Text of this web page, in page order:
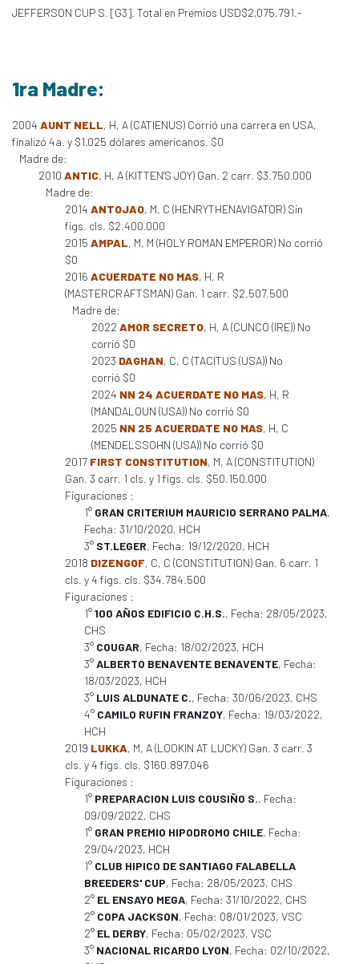
JEFFERSON CUP S. [G3]. Total en Premios USD$2,075,791.-
1ra Madre:
2004 AUNT NELL, H, A (CATIENUS) Corrió una carrera en USA,
finalizó 4a. y $1.025 dólares americanos. $0
Madre de:
2010 ANTIC, H, A (KITTEN'S JOY) Gan. 2 carr. $3.750.000
Madre de:
2014 ANTOJAO, M, C (HENRYTHENAVIGATOR) Sin
figs. cls. $2.400.000
2015 AMPAL, M, M (HOLY ROMAN EMPEROR) No corrió
$0
2016 ACUERDATE NO MAS, H, R
(MASTERCRAFTSMAN) Gan. 1 carr. $2.507.500
Madre de:
2022 AMOR SECRETO, H, A (CUNCO (IRE)) No
corrió $0
2023 DAGHAN, C, C (TACITUS (USA)) No
corrió $0
2024 NN 24 ACUERDATE NO MAS, H, R
(MANDALOUN (USA)) No corrió $0
2025 NN 25 ACUERDATE NO MAS, H, C
(MENDELSSOHN (USA)) No corrió $0
2017 FIRST CONSTITUTION, M, A (CONSTITUTION)
Gan. 3 carr. 1 cls. y 1 figs. cls. $50.150.000
Figuraciones :
1° GRAN CRITERIUM MAURICIO SERRANO PALMA,
Fecha: 31/10/2020, HCH
3° ST.LEGER, Fecha: 19/12/2020, HCH
2018 DIZENGOF, C, C (CONSTITUTION) Gan. 6 carr. 1
cls. y 4 figs. cls. $34.784.500
Figuraciones :
1°100 AÑOS EDIFICIO C.H.S., Fecha: 28/05/2023,
CHS
3° COUGAR, Fecha: 18/02/2023, HCH
3°ALBERTO BENAVENTE BENAVENTE, Fecha:
18/03/2023, HCH
3° LUIS ALDUNATE C., Fecha: 30/06/2023, CHS
4° CAMILO RUFIN FRANZOY, Fecha: 19/03/2022,
HCH
2019 LUKKA, M, A (LOOKIN AT LUCKY) Gan. 3 carr. 3
cls. y 4 figs. cls. $160.897.046
Figuraciones :
1° PREPARACION LUIS COUSIÑO S., Fecha:
09/09/2022, CHS
1° GRAN PREMIO HIPODROMO CHILE, Fecha:
29/04/2023, HCH
1° CLUB HIPICO DE SANTIAGO FALABELLA
BREEDERS' CUP, Fecha: 28/05/2023, CHS
2° EL ENSAYO MEGA, Fecha: 31/10/2022, CHS
2° COPA JACKSON, Fecha: 08/01/2023, VSC
2° EL DERBY, Fecha: 05/02/2023, VSC
3° NACIONAL RICARDO LYON, Fecha: 02/10/2022,